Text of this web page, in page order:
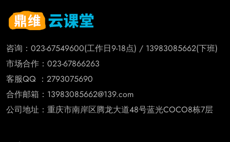
咨询：023-67549600(工作日9-18点) / 13983085662(下班)
市场合作：023-67866263
客服QQ ：2793075690
合作邮箱：13983085662@139.com
公司地址：重庆市南岸区腾龙大道48号蓝光COCO8栋7层